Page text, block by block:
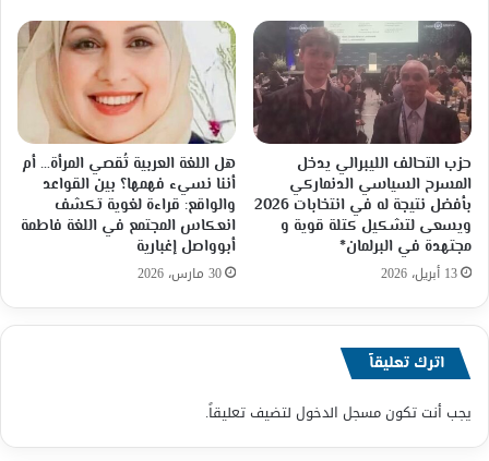
حزب التحالف الليبرالي يدخل
المسرح السياسي الدنماركي
بأفضل نتيجة له في انتخابات 2026
ويسعى لتشكيل كتلة قوية و
مجتهدة في البرلمان*
13 أبريل، 2026
هل اللغة العربية تُقصي المرأة… أم
أننا نسيء فهمها؟ بين القواعد
والواقع: قراءة لغوية تكشف
انعكاس المجتمع في اللغة فاطمة
أبوواصل إغبارية
30 مارس، 2026
اترك تعليقاً
يجب أنت تكونمسجل الدخول لتضيف تعليقاً.